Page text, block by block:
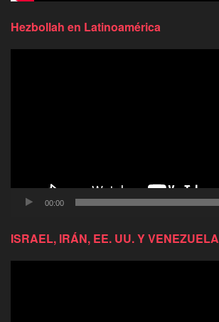
Hezbollah en Latinoamérica
00:00
ISRAEL, IRÁN, EE. UU. Y VENEZUELA